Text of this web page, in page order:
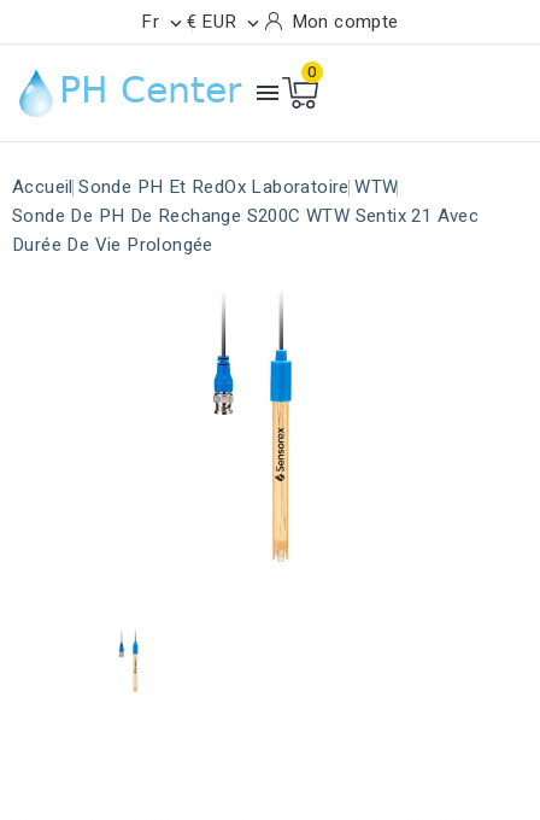
Fr  € EUR  Mon compte

0
Accueil Sonde PH Et RedOx Laboratoire WTW
Sonde De PH De Rechange S200C WTW Sentix 21 Avec
Durée De Vie Prolongée